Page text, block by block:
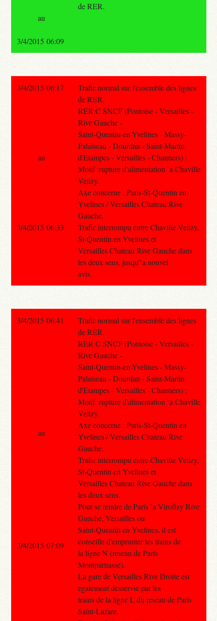
de RER.
au
3/4/2015 06:09
3/4/2015 06:17
Trafic normal sur l'ensemble des lignes
de RER.
RER C SNCF (Pontoise - Versailles -
Rive Gauche -
Saint-Quentin-en-Yvelines - Massy-
Palaiseau - Dourdan - Saint-Martin
d'Etampes - Versailles - Chantiers) :
Motif :rupture d'alimentation `a Chaville
Velizy.
Axe concerne : Paris-St-Quentin en
Yvelines / Versailles Chateau Rive
Gauche.
Trafic interrompu entre Chaville Velizy,
St-Quentin en Yvelines et
Versailles Chateau Rive Gauche dans
les deux sens, jusqu'`a nouvel
avis.
au
3/4/2015 06:33
3/4/2015 06:41
Trafic normal sur l'ensemble des lignes
de RER.
RER C SNCF (Pontoise - Versailles -
Rive Gauche -
Saint-Quentin-en-Yvelines - Massy-
Palaiseau - Dourdan - Saint-Martin
d'Etampes - Versailles - Chantiers) :
Motif :rupture d'alimentation `a Chaville
Velizy.
Axe concerne : Paris-St-Quentin en
Yvelines / Versailles Chateau Rive
Gauche.
Trafic interrompu entre Chaville Velizy,
St-Quentin en Yvelines et
Versailles Chateau Rive Gauche dans
les deux sens.
Pour se rendre de Paris `a Viroflay Rive
Gauche, Versailles ou
Saint-Quentin en Yvelines, il est
conseille d'emprunter les trains de
la ligne N (reseau de Paris
Montparnasse).
La gare de Versailles Rive Droite est
egalement desservie par les
trains de la ligne L du reseau de Paris
Saint-Lazare.
au
3/4/2015 07:09